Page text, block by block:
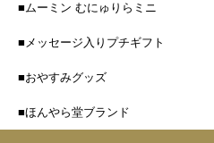
■ムーミン むにゅりらミニ
■メッセージ入りプチギフト
■おやすみグッズ
■ほんやら堂ブランド